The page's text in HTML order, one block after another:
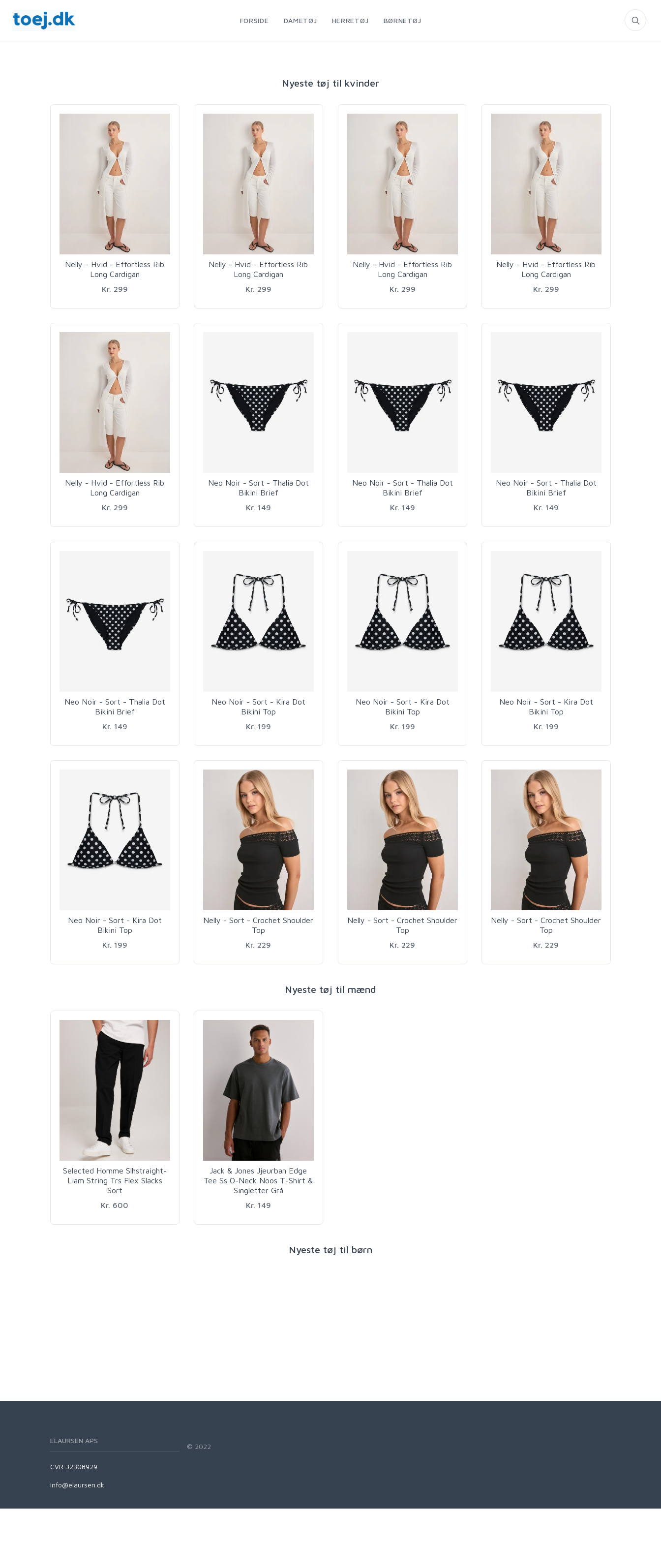
FORSIDE DAMETØJ HERRETØJ BØRNETØJ
Nyeste tøj til kvinder
Nelly - Hvid - Effortless Rib
Long Cardigan
Kr. 299
Nelly - Hvid - Effortless Rib
Long Cardigan
Kr. 299
Nelly - Hvid - Effortless Rib
Long Cardigan
Kr. 299
Nelly - Hvid - Effortless Rib
Long Cardigan
Kr. 299
Nelly - Hvid - Effortless Rib
Long Cardigan
Kr. 299
Neo Noir - Sort - Thalia Dot
Bikini Brief
Kr. 149
Neo Noir - Sort - Thalia Dot
Bikini Brief
Kr. 149
Neo Noir - Sort - Thalia Dot
Bikini Brief
Kr. 149
Neo Noir - Sort - Thalia Dot
Bikini Brief
Kr. 149
Neo Noir - Sort - Kira Dot
Bikini Top
Kr. 199
Neo Noir - Sort - Kira Dot
Bikini Top
Kr. 199
Neo Noir - Sort - Kira Dot
Bikini Top
Kr. 199
Neo Noir - Sort - Kira Dot
Bikini Top
Kr. 199
Nelly - Sort - Crochet Shoulder
Top
Kr. 229
Nelly - Sort - Crochet Shoulder
Top
Kr. 229
Nelly - Sort - Crochet Shoulder
Top
Kr. 229
Nyeste tøj til mænd
Selected Homme Slhstraight-
Liam String Trs Flex Slacks
Sort
Kr. 600
Jack & Jones Jjeurban Edge
Tee Ss O-Neck Noos T-Shirt &
Singletter Grå
Kr. 149
Nyeste tøj til børn
ELAURSEN APS
CVR 32308929
info@elaursen.dk
© 2022